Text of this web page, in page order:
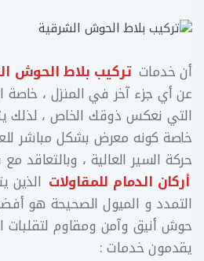
أن خدمات تركيب بلاط الحوش
عن أي جزء آخر في المنزل ،
التي نعكس ذوقك الخاص ، لذلك
خاصة كونه معرض بشكل مباشر
حركة السير العالية ، وبالتعاقد
أركان الدمام للمقاولات الذين
التمدد و الميول الصحيحة هو
حوش أنيق وآمن ومقاوم
يقدمون خدمات :